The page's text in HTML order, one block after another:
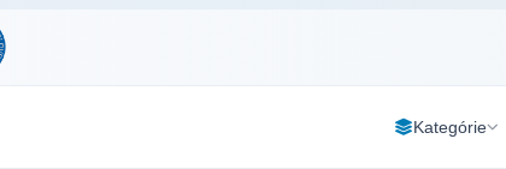
Kategórie